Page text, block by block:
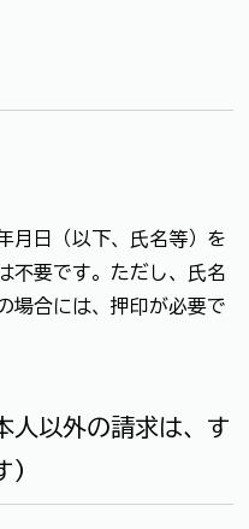
月日（以下、氏名等）を
不要です。ただし、氏名
場合には、押印が必要で
人以外の請求は、す